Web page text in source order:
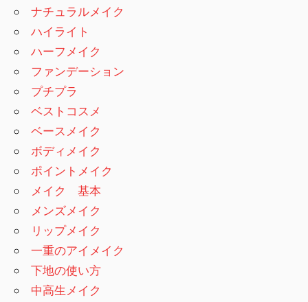
ナチュラルメイク
ハイライト
ハーフメイク
ファンデーション
プチプラ
ベストコスメ
ベースメイク
ボディメイク
ポイントメイク
メイク 基本
メンズメイク
リップメイク
一重のアイメイク
下地の使い方
中高生メイク